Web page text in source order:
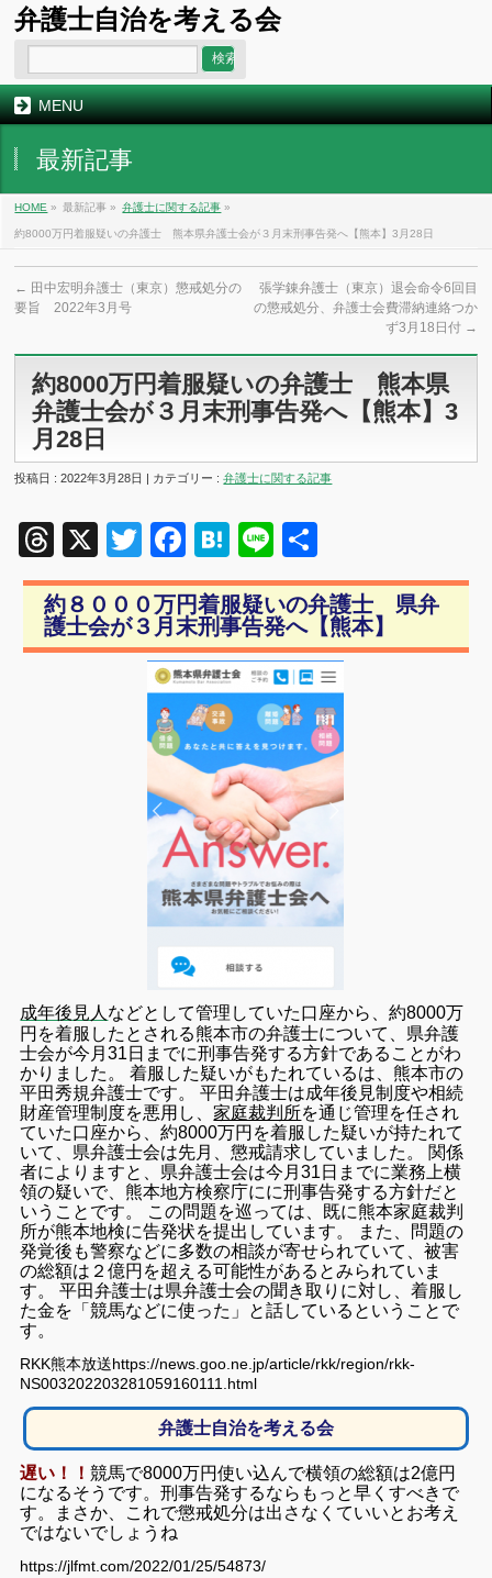
弁護士自治を考える会
MENU
最新記事
HOME » 最新記事 » 弁護士に関する記事 »
約8000万円着服疑いの弁護士 熊本県弁護士会が３月末刑事告発へ【熊本】3月28日
← 田中宏明弁護士（東京）懲戒処分の
要旨 2022年3月号
張学錬弁護士（東京）退会命令6回目
の懲戒処分、弁護士会費滞納連絡つか
ず3月18日付 →
約8000万円着服疑いの弁護士 熊本県
弁護士会が３月末刑事告発へ【熊本】3
月28日
投稿日 : 2022年3月28日 | カテゴリー :弁護士に関する記事
Threads
X TwitterFacebook
Hatena
Line
有
約８０００万円着服疑いの弁護士 県弁
護士会が３月末刑事告発へ【熊本】
成年後見人 などとして管理していた口座から、約8000万
円を着服したとされる熊本市の弁護士について、県弁護
士会が今月31日までに刑事告発する方針であることがわ
かりました。 着服した疑いがもたれているは、熊本市の
平田秀規弁護士です。 平田弁護士は成年後見制度や相続
財産管理制度を悪用し、家庭裁判所を通じ管理を任され
ていた口座から、約8000万円を着服した疑いが持たれて
いて、県弁護士会は先月、懲戒請求していました。 関係
者によりますと、県弁護士会は今月31日までに業務上横
領の疑いで、熊本地方検察庁にに刑事告発する方針だと
いうことです。 この問題を巡っては、既に熊本家庭裁判
所が熊本地検に告発状を提出しています。 また、問題の
発覚後も警察などに多数の相談が寄せられていて、被害
の総額は２億円を超える可能性があるとみられていま
す。 平田弁護士は県弁護士会の聞き取りに対し、着服し
た金を「競馬などに使った」と話しているということで
す。
RKK熊本放送https://news.goo.ne.jp/article/rkk/region/rkk-
NS003202203281059160111.html
弁護士自治を考える会
遅い！！競馬で8000万円使い込んで横領の総額は2億円
になるそうです。刑事告発するならもっと早くすべきで
す。まさか、これで懲戒処分は出さなくていいとお考え
ではないでしょうね
https://jlfmt.com/2022/01/25/54873/